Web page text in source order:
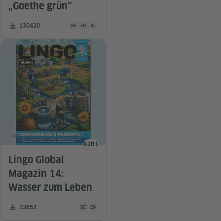
„Goethe grün“
Zahl der Downloads:
130420 Unterrichtsmaterial ist in folgenden Sprachen verfügbar
DE EN SL
Lingo Global
Magazin 14:
Wasser zum Leben
Zahl der Downloads:
33852 Unterrichtsmaterial ist in folgenden Sprachen
DE EN
© Eduversum GmbH, Wiesbaden
Sprachniveau
A2 B1